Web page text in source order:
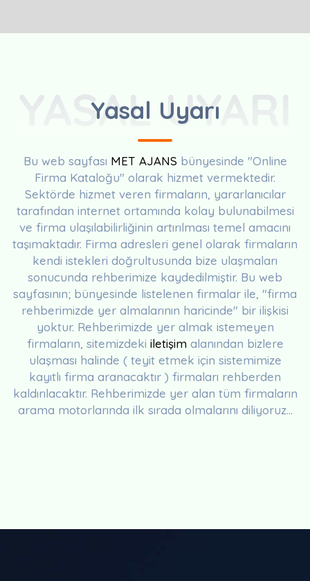
Yasal Uyarı
YASAL UYARI
Bu web sayfası MET AJANS bünyesinde "Online
Firma Kataloğu" olarak hizmet vermektedir.
Sektörde hizmet veren firmaların, yararlanıcılar
tarafından internet ortamında kolay bulunabilmesi
ve firma ulaşılabilirliğinin artırılması temel amacını
taşımaktadır. Firma adresleri genel olarak firmaların
kendi istekleri doğrultusunda bize ulaşmaları
sonucunda rehberimize kaydedilmiştir. Bu web
sayfasının; bünyesinde listelenen firmalar ile, "firma
rehberimizde yer almalarının haricinde" bir ilişkisi
yoktur. Rehberimizde yer almak istemeyen
firmaların, sitemizdeki iletişim alanından bizlere
ulaşması halinde ( teyit etmek için sistemimize
kayıtlı firma aranacaktır ) firmaları rehberden
kaldırılacaktır. Rehberimizde yer alan tüm firmaların
arama motorlarında ilk sırada olmalarını diliyoruz...